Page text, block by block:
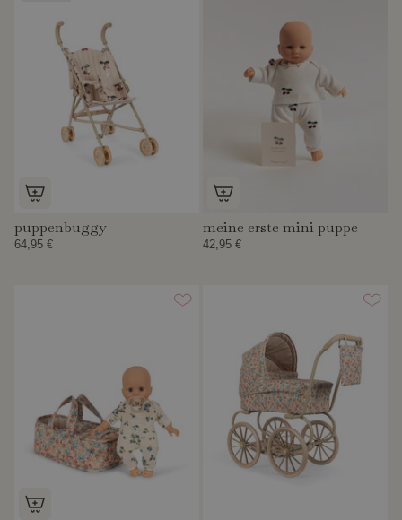
puppenbuggy
64,95 €
meine erste mini puppe
42,95 €